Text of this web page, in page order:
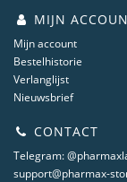
MIJN
Mijn account
Bestelhistorie
Verlanglijst
Nieuwsbrief
CONTACT
Telegram:
support@pharmax-